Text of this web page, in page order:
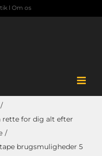
l Om os
rette for dig alt efter
brugsmuligheder 5